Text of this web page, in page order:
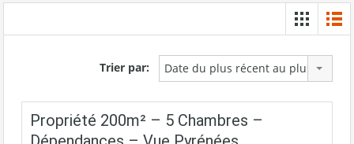
Trier par: Date du plus récent au plus ancien
Propriété 200m² – 5 Chambres –